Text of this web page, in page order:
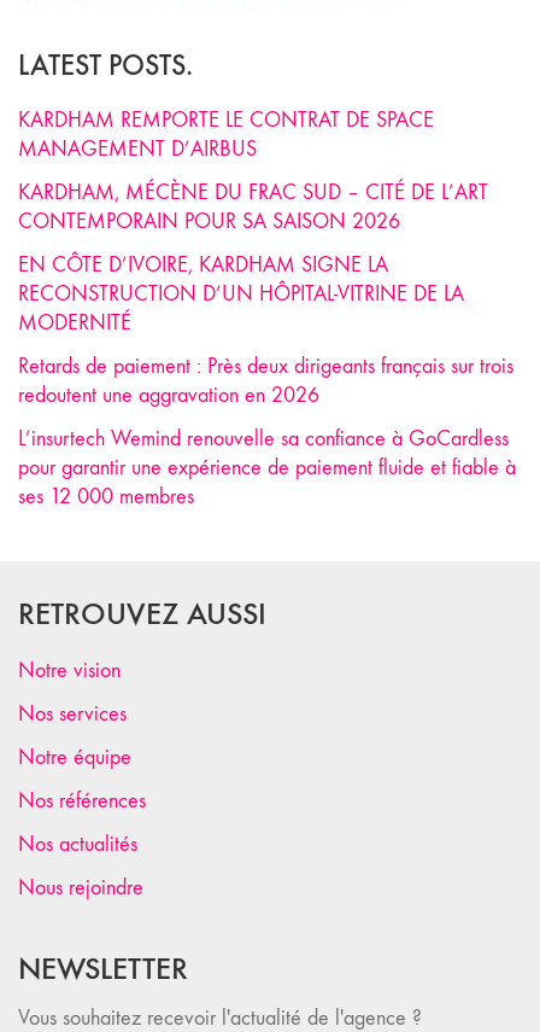
LATEST POSTS.
KARDHAM REMPORTE LE CONTRAT DE SPACE
MANAGEMENT D’AIRBUS
KARDHAM, MÉCÈNE DU FRAC SUD – CITÉ DE L’ART
CONTEMPORAIN POUR SA SAISON 2026
EN CÔTE D’IVOIRE, KARDHAM SIGNE LA
RECONSTRUCTION D’UN HÔPITAL-VITRINE DE LA
MODERNITÉ
Retards de paiement : Près deux dirigeants français sur trois
redoutent une aggravation en 2026
L’insurtech Wemind renouvelle sa confiance à GoCardless
pour garantir une expérience de paiement fluide et fiable à
ses 12 000 membres
RETROUVEZ AUSSI
Notre vision
Nos services
Notre équipe
Nos références
Nos actualités
Nous rejoindre
NEWSLETTER
Vous souhaitez recevoir l'actualité de l'agence ?